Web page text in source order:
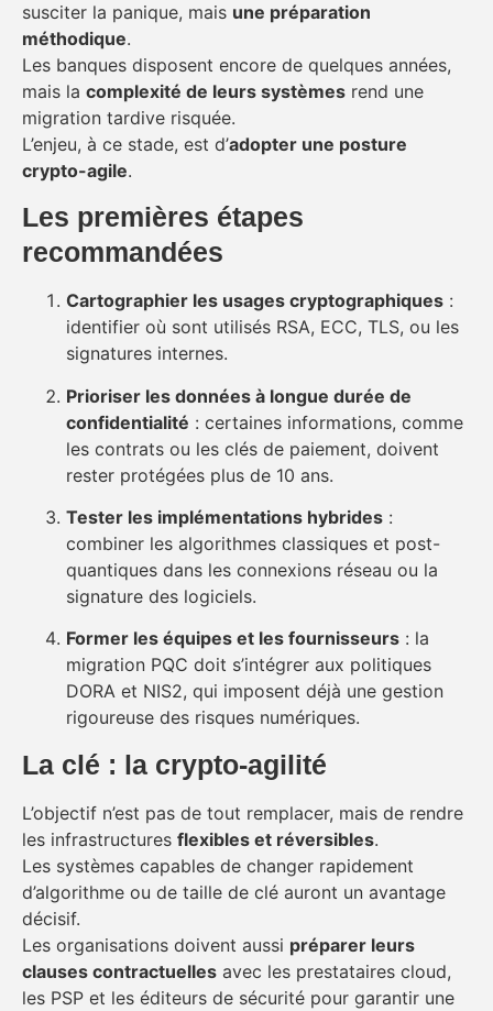
susciter la panique, mais une préparation
méthodique.
Les banques disposent encore de quelques années,
mais la complexité de leurs systèmes rend une
migration tardive risquée.
L’enjeu, à ce stade, est d’adopter une posture
crypto-agile.
Les premières étapes
recommandées
Cartographier les usages cryptographiques :
identifier où sont utilisés RSA, ECC, TLS, ou les
signatures internes.
Prioriser les données à longue durée de
confidentialité : certaines informations, comme
les contrats ou les clés de paiement, doivent
rester protégées plus de 10 ans.
Tester les implémentations hybrides :
combiner les algorithmes classiques et post-
quantiques dans les connexions réseau ou la
signature des logiciels.
Former les équipes et les fournisseurs : la
migration PQC doit s’intégrer aux politiques
DORA et NIS2, qui imposent déjà une gestion
rigoureuse des risques numériques.
La clé : la crypto-agilité
L’objectif n’est pas de tout remplacer, mais de rendre
les infrastructures flexibles et réversibles.
Les systèmes capables de changer rapidement
d’algorithme ou de taille de clé auront un avantage
décisif.
Les organisations doivent aussi préparer leurs
clauses contractuelles avec les prestataires cloud,
les PSP et les éditeurs de sécurité pour garantir une